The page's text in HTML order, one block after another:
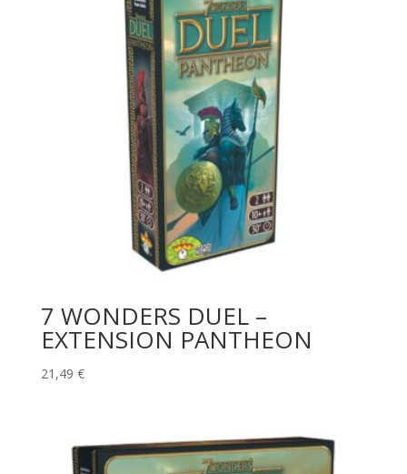
7 WONDERS DUEL –
EXTENSION PANTHEON
21,49 €